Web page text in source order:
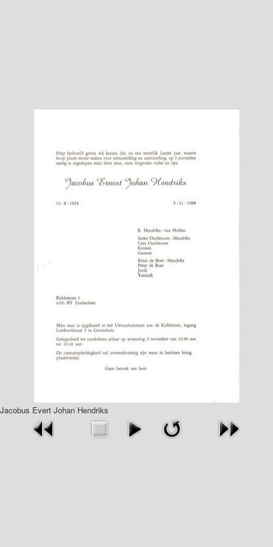
Jacobus Evert Johan Hendriks